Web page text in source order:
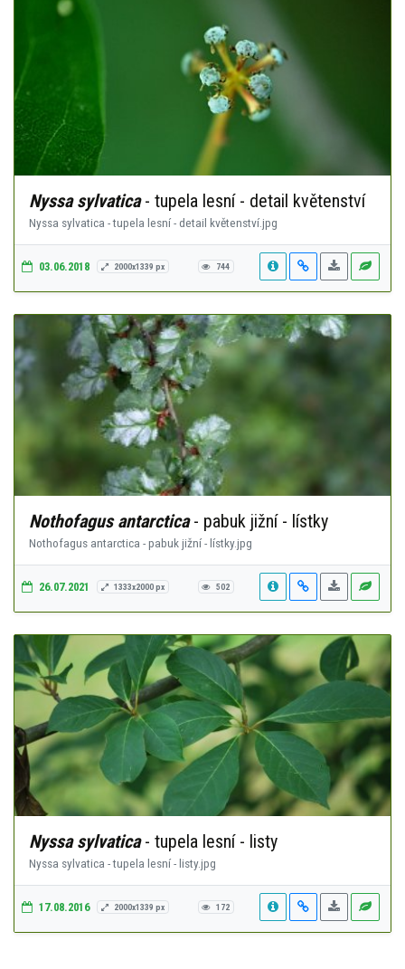
Nyssa sylvatica- tupela lesní - detail květenství
Nyssa sylvatica - tupela lesní - detail květenství.jpg
03.06.2018 2000x1339 px 744
Nothofagus antarctica- pabuk jižní - lístky
Nothofagus antarctica - pabuk jižní - lístky.jpg
26.07.2021 1333x2000 px 502
Nyssa sylvatica- tupela lesní - listy
Nyssa sylvatica - tupela lesní - listy.jpg
17.08.2016 2000x1339 px 172